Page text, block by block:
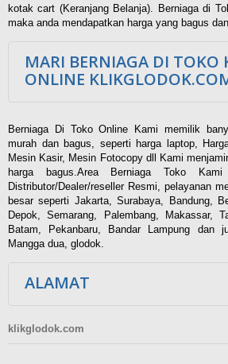
kotak cart (Keranjang Belanja). Berniaga di
maka anda mendapatkan harga yang bagus
MARI BERNIAGA DI TOKO
ONLINE
Berniaga Di Toko Online Kami memilik
murah dan bagus, seperti harga laptop,
Mesin Kasir, Mesin Fotocopy dll Kami
harga bagus.Area Berniaga Toko
Distributor/Dealer/reseller Resmi, pelayanan
besar seperti Jakarta, Surabaya, Bandung,
Depok, Semarang, Palembang, Makassar,
Batam, Pekanbaru, Bandar Lampung dan
Mangga dua, glodok.
ALAMAT
klikglodok.com